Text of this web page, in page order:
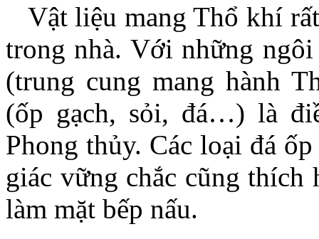
Vật liệu mang Thổ khí
trong nhà. Với những
(trung cung mang hành
(ốp gạch, sỏi, đá…) là
Phong thủy. Các loại đá
giác vững chắc cũng thích
làm mặt bếp nấu.
sang trọng trong quần
thể xanh mát, thoáng
đãng của sông sài gòn
uốn lượn, bán đảo
thanh đa thơ mộng,
Cao ốc căn hộ cao
cấp, trung tâm thương
mại dịch vụ Morning
StarPlaza là sự dung
hòa giữa phong cảnh
hữu tình và môi
trường sống hiện đại.